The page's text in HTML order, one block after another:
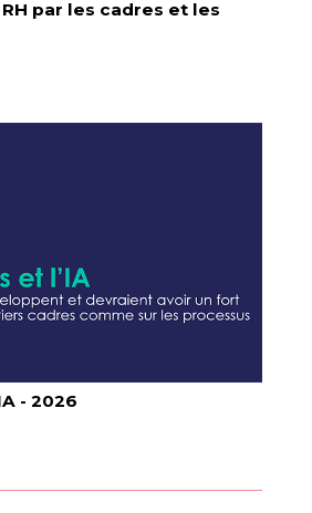
par les cadres et les
- 2026